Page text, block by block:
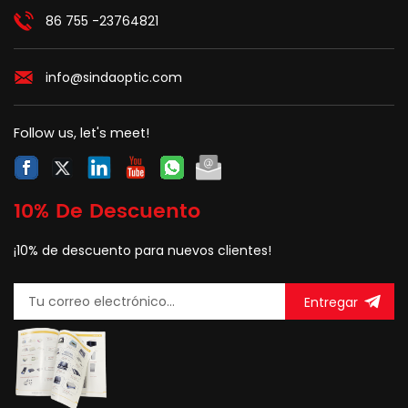
mientras tanto,
protección y gestión
de la red FTTX.
necesario abrir la caja
Proporciona una
86 755 -23764821
info@sindaoptic.com
Follow us, let's meet!
10% De Descuento
¡10% de descuento para nuevos clientes!
Entregar